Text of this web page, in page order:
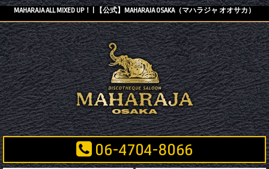
MAHARAJA ALL MIXED UP！ | 【公式】MAHARAJA OSAKA（マハラジャ オオサカ）
06-4704-8066